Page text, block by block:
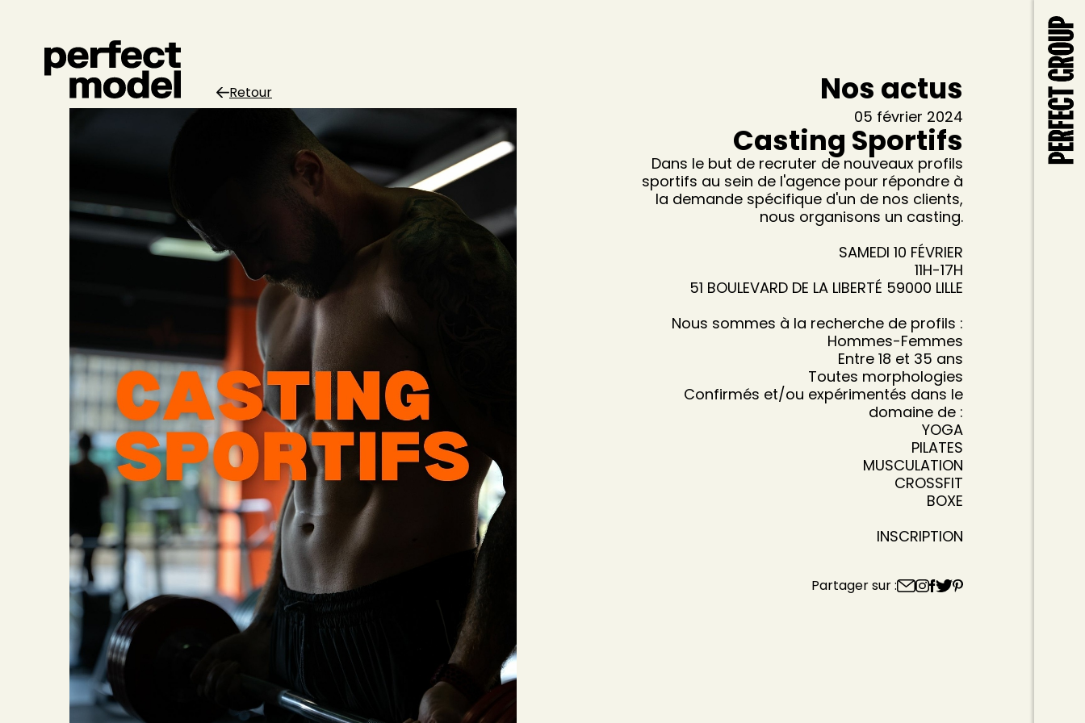
Retour Nos actus
05 février 2024
Casting Sportifs
Dans le but de recruter de nouveaux profils
sportifs au sein de l'agence pour répondre à
la demande spécifique d'un de nos clients,
nous organisons un casting.
SAMEDI 10 FÉVRIER
11H-17H
51 BOULEVARD DE LA LIBERTÉ 59000 LILLE
Nous sommes à la recherche de profils :
Hommes-Femmes
Entre 18 et 35 ans
Toutes morphologies
Confirmés et/ou expérimentés dans le
domaine de :
YOGA
PILATES
MUSCULATION
CROSSFIT
BOXE
INSCRIPTION
Partager sur :